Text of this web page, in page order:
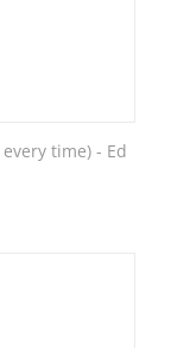
time) - Ed